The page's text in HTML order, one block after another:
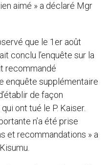
aimé » a déclaré Mgr
que le 1er août
conclu l’enquête sur la
recommandé
enquête supplémentaire
de façon
ont tué le P. Kaiser.
n’a été prise
et recommandations » a